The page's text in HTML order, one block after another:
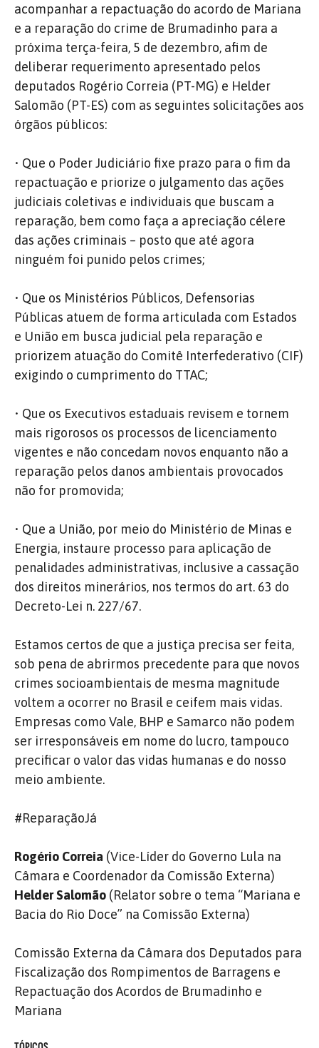
acompanhar a repactuação do acordo de Mariana
e a reparação do crime de Brumadinho para a
próxima terça-feira, 5 de dezembro, afim de
deliberar requerimento apresentado pelos
deputados Rogério Correia (PT-MG) e Helder
Salomão (PT-ES) com as seguintes solicitações aos
órgãos públicos:
• Que o Poder Judiciário fixe prazo para o fim da
repactuação e priorize o julgamento das ações
judiciais coletivas e individuais que buscam a
reparação, bem como faça a apreciação célere
das ações criminais – posto que até agora
ninguém foi punido pelos crimes;
• Que os Ministérios Públicos, Defensorias
Públicas atuem de forma articulada com Estados
e União em busca judicial pela reparação e
priorizem atuação do Comitê Interfederativo (CIF)
exigindo o cumprimento do TTAC;
• Que os Executivos estaduais revisem e tornem
mais rigorosos os processos de licenciamento
vigentes e não concedam novos enquanto não a
reparação pelos danos ambientais provocados
não for promovida;
• Que a União, por meio do Ministério de Minas e
Energia, instaure processo para aplicação de
penalidades administrativas, inclusive a cassação
dos direitos minerários, nos termos do art. 63 do
Decreto-Lei n. 227/67.
Estamos certos de que a justiça precisa ser feita,
sob pena de abrirmos precedente para que novos
crimes socioambientais de mesma magnitude
voltem a ocorrer no Brasil e ceifem mais vidas.
Empresas como Vale, BHP e Samarco não podem
ser irresponsáveis em nome do lucro, tampouco
precificar o valor das vidas humanas e do nosso
meio ambiente.
#ReparaçãoJá
Rogério Correia (Vice-Líder do Governo Lula na
Câmara e Coordenador da Comissão Externa)
Helder Salomão (Relator sobre o tema “Mariana e
Bacia do Rio Doce” na Comissão Externa)
Comissão Externa da Câmara dos Deputados para
Fiscalização dos Rompimentos de Barragens e
Repactuação dos Acordos de Brumadinho e
Mariana